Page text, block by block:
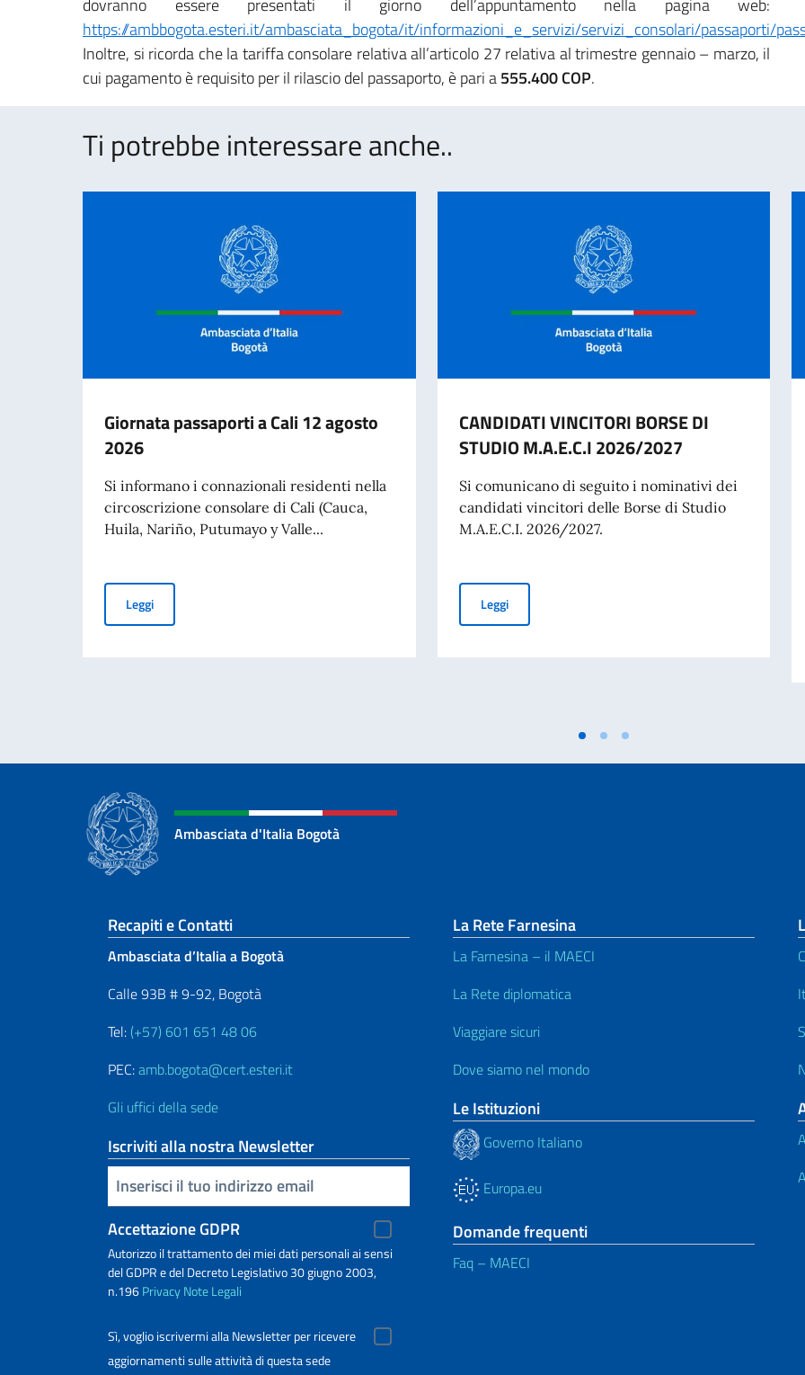
https://ambbogota.esteri.it/ambasciata_bogota/it/informazioni_e_servizi/servizi_consolari/passaporti/
Inoltre, si ricorda che la tariffa consolare relativa all’articolo 27 relativa al trimestre gennaio – marzo, il
cui pagamento è requisito per il rilascio del passaporto, è pari a555.400 COP.
Ti potrebbe interessare anche..
Giornata passaporti a Cali 12 agosto
2026
Si informano i connazionali residenti nella
circoscrizione consolare di Cali (Cauca,
Huila, Nariño, Putumayo y Valle...
LeggiGiornata passaporti a Cali 12 agosto 2026
CANDIDATI VINCITORI BORSE DI
STUDIO M.A.E.C.I 2026/2027
Si comunicano di seguito i nominativi dei
candidati vincitori delle Borse di Studio
M.A.E.C.I. 2026/2027.
LeggiCANDIDATI VINCITORI BORSE DI STUDIO M.A.E.C.I
Ambasciata d'Italia Bogotà
Sezione footer
Recapiti e Contatti
Ambasciata d’Italia a Bogotà
Calle 93B # 9-92, Bogotà
Tel: (+57) 601 651 48 06
PEC:amb.bogota@cert.esteri.it
Gli uffici della sede
Iscriviti alla nostra Newsletter
Inserisci la tua email
Accettazione GDPR
Autorizzo il trattamento dei miei dati personali ai sensi
del GDPR e del Decreto Legislativo 30 giugno 2003,
n.196PrivacyNote Legali
Sì, voglio iscrivermi alla Newsletter per ricevere
aggiornamenti sulle attività di questa sede
La Rete Farnesina
La Farnesina – il MAECI
La Rete diplomatica
Viaggiare sicuri
Dove siamo nel mondo
Le Istituzioni
Governo Italiano
Europa.eu
Domande frequenti
Faq – MAECI